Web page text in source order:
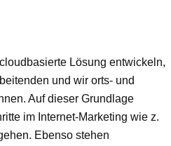
Lösung entwickeln,
und wir orts- und
Auf dieser Grundlage
im Internet-Marketing wie z.
Ebenso stehen